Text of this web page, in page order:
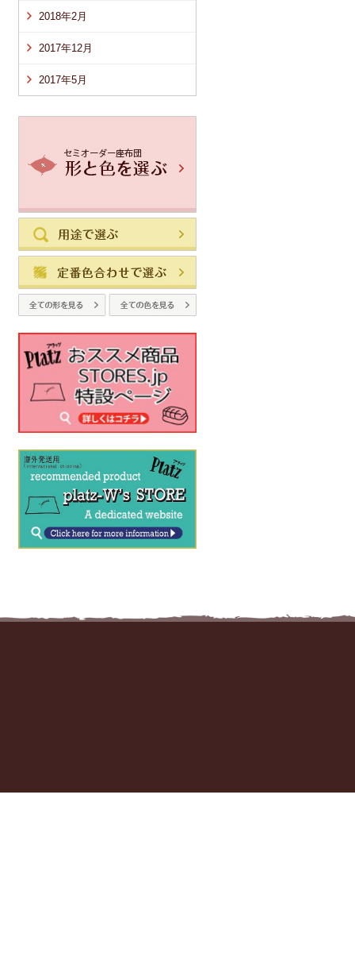
2018年2月
2017年12月
2017年5月